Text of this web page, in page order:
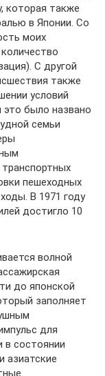
которая также
в Японии. Со
моих
С другой
также
условий
это было названо
семьи
пешеходных
В 1971 году
достигло 10
волной
до японской
заполняет
для
в состоянии
азиатские